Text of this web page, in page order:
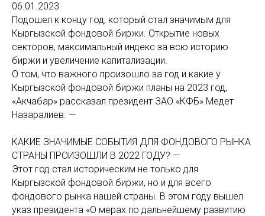
06.01.2023
Подошел к концу год, который стал значимым для
Кыргызской фондовой биржи. Открытие новых
секторов, максимальный индекс за всю историю
биржи и увеличение капитализации.
О том, что важного произошло за год и какие у
Кыргызской фондовой биржи планы на 2023 год,
«Акчабар» рассказал президент ЗАО «КФБ» Медет
Назаралиев. —
КАКИЕ ЗНАЧИМЫЕ СОБЫТИЯ ДЛЯ ФОНДОВОГО РЫНКА
СТРАНЫ ПРОИЗОШЛИ В 2022 ГОДУ? —
Этот год стал историческим не только для
Кыргызской фондовой биржи, но и для всего
фондового рынка нашей страны. В этом году вышел
указ президента «О мерах по дальнейшему развитию